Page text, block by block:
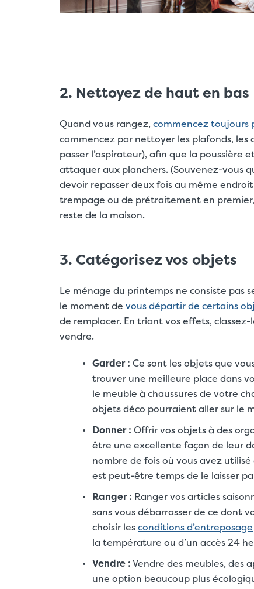
2. Nettoyez de haut en bas
Quand vous rangez, commencez toujours
commencez par nettoyer les plafonds, les
passer l’aspirateur), afin que la poussière
attaquer aux planchers. (Souvenez-vous
devoir repasser deux fois au même
trempage ou de prétraitement en
reste de la maison.
3. Catégorisez vos objets
Le ménage du printemps ne consiste pas
le moment de vous départir de certains
de remplacer. En triant vos effets,
vendre.
Garder : Ce sont les objets que
trouver une meilleure place dans
le meuble à chaussures de votre
objets déco pourraient aller sur le
Donner : Offrir vos objets à des
être une excellente façon de leur
nombre de fois où vous avez utilisé
est peut-être temps de le laisser
Ranger : Ranger vos articles
sans vous débarrasser de ce dont
choisir lesconditions d’entreposage
la température ou d’un accès 24
Vendre :Vendre des meubles, des
une option beaucoup plus